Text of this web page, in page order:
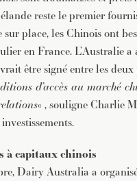
reste le premier
place, les Chinois ont
en France. L’Australie a
être signé entre les deux
d’accès au marché
« , souligne Charlie
à capitaux chinois
Dairy Australia a